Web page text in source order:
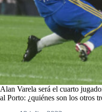
Alan Varela será el cuarto
al Porto: ¿quiénes son los otros